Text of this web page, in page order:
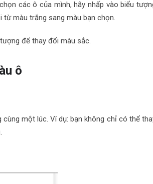
các ô của mình, hãy nhấp vào biểu
màu trắng sang màu bạn chọn.
để thay đổi màu sắc.
ô
một lúc. Ví dụ: bạn không chỉ có thể